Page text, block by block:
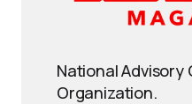
National Advisory
Organization.